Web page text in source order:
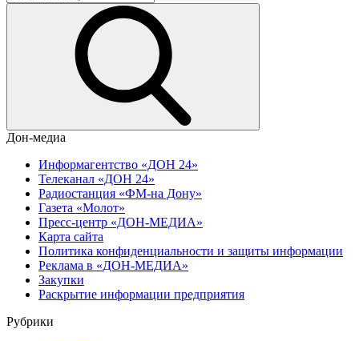
Дон-медиа
Информагентство «ДОН 24»
Телеканал «ДОН 24»
Радиостанция «ФМ-на Дону»
Газета «Молот»
Пресс-центр «ДОН-МЕДИА»
Карта сайта
Политика конфиденциальности и защиты информации
Реклама в «ДОН-МЕДИА»
Закупки
Раскрытие информации предприятия
Рубрики